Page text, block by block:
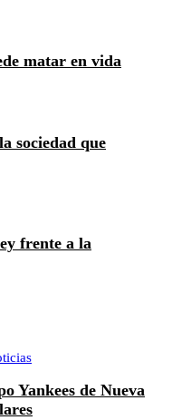
matar en vida
sociedad que
frente a la
Yankees de Nueva